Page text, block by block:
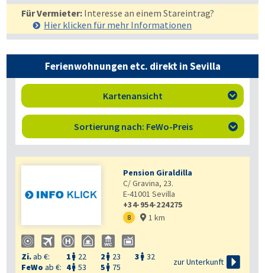
Für Vermieter: Interesse an einem Stareintrag?
Hier klicken für mehr Informationen
Ferienwohnungen etc. direkt in Sevilla
Kartenansicht 
Sortierung nach: FeWo-Preis 
Pension Giraldilla
C/ Gravina, 23.
E-41001 Sevilla
+34-954-224275
8  1 km
Zi.ab €: 1  22 2  23 3  32
FeWo ab €: 4 53 5  75
zur Unterkunft 